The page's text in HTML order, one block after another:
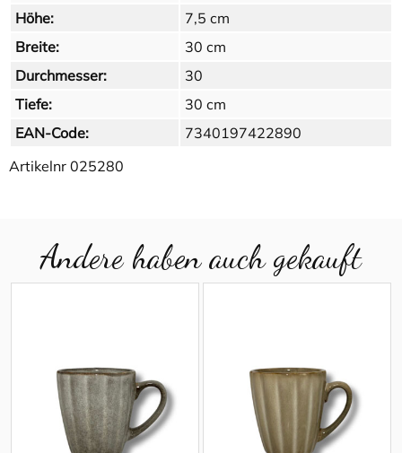
Höhe:
7,5 cm
Breite:
30 cm
Durchmesser:
30
Tiefe:
30 cm
EAN-Code:
7340197422890
Artikelnr 025280
Andere haben auch gekauft